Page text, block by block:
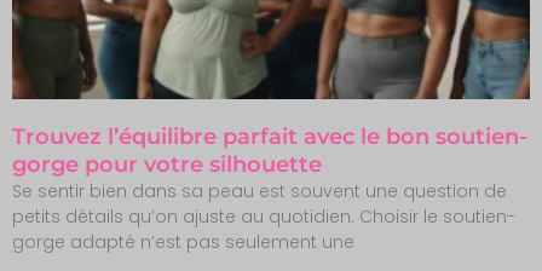
Trouvez l’équilibre parfait avec le bon soutien-
gorge pour votre silhouette
Se sentir bien dans sa peau est souvent une question de
petits détails qu’on ajuste au quotidien. Choisir le soutien-
gorge adapté n’est pas seulement une